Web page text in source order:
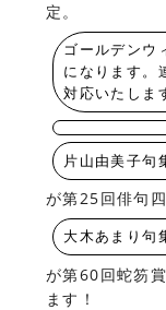
定。
ゴールデン
になります。
対応いたしま
片山由美子句
が第25回俳句四
大木あまり句
が第60回蛇笏
ます！